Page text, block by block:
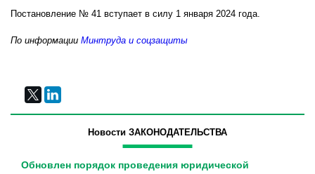
Постановление № 41 вступает в силу 1 января 2024 года.
По информации Минтруда и соцзащиты
Новости ЗАКОНОДАТЕЛЬСТВА
Обновлен порядок проведения юридической